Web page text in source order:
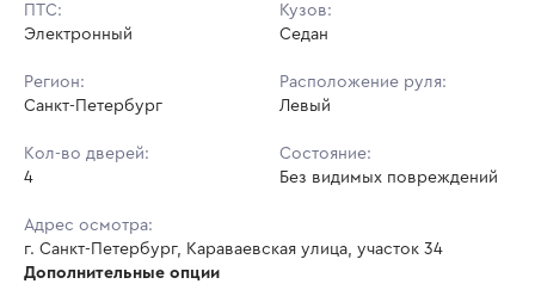
ПТС:
Электронный
Кузов:
Седан
Регион:
Санкт-Петербург
Расположение руля:
Левый
Кол-во дверей:
4
Состояние:
Без видимых повреждений
Адрес осмотра:
г. Санкт-Петербург, Караваевская улица, участок 34
Дополнительные опции